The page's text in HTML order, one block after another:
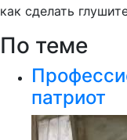
как сделать
По теме
патриот